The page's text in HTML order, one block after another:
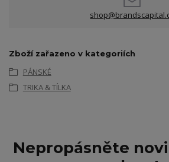
Zboží zařazeno v kategoriích
PÁNSKÉ
TRIKA & TÍLKA
Nepropásněte